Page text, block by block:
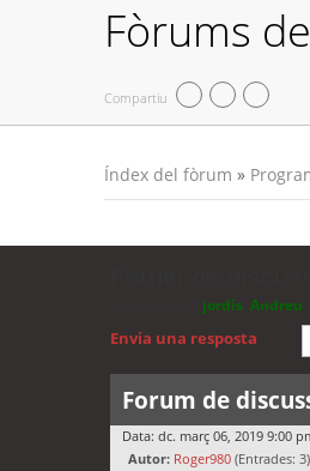
Fòrums
Compartiu
Índex del fòrum »
jordis Andreu
Envia una resposta
Forum de
Data: dc. març 06, 2019 9:00
Autor: Roger980 (Entrades: 3)